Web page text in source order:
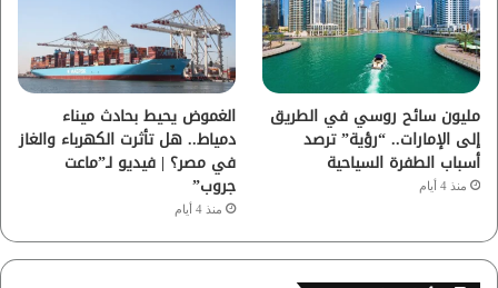
مليون سائح روسي في الطريق
إلى الإمارات.. “رؤية” ترصد
أسباب الطفرة السياحية
منذ 4 أيام
الغموض يحيط بحادث ميناء
دمياط.. هل تأثرت الكهرباء والغاز
في مصر؟ | فيديو لـ”ماعت
جروب”
منذ 4 أيام